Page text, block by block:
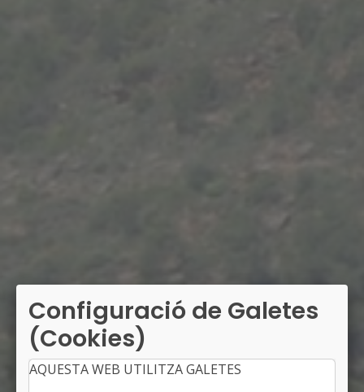
Configuració de Galetes
(Cookies)
AQUESTA WEB UTILITZA GALETES